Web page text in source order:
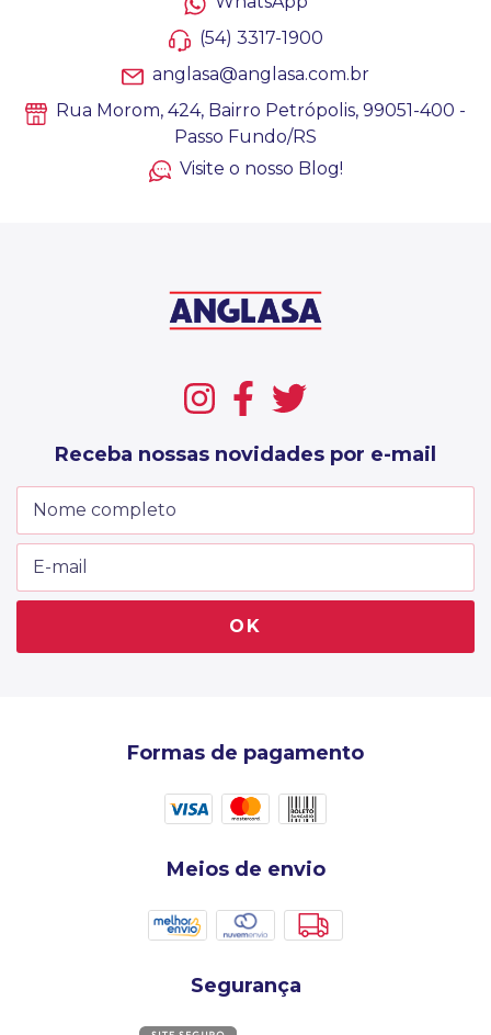
(54) 3317-1900
anglasa@anglasa.com.br
Rua Morom, 424, Bairro Petrópolis, 99051-400 -
Passo Fundo/RS
Visite o nosso Blog!
Receba nossas novidades por e-mail
Formas de pagamento
Meios de envio
Segurança